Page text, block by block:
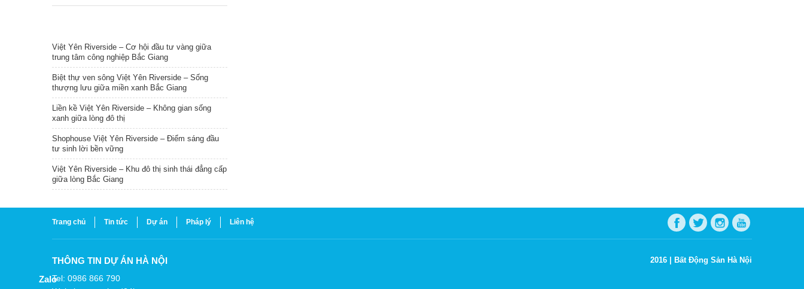
Việt Yên Riverside – Cơ hội đầu tư vàng giữa
trung tâm công nghiệp Bắc Giang
Biệt thự ven sông Việt Yên Riverside – Sống
thượng lưu giữa miền xanh Bắc Giang
Liền kề Việt Yên Riverside – Không gian sống
xanh giữa lòng đô thị
Shophouse Việt Yên Riverside – Điểm sáng đầu
tư sinh lời bền vững
Việt Yên Riverside – Khu đô thị sinh thái đẳng cấp
giữa lòng Bắc Giang
Trang chủ Tin tức Dự án Pháp lý Liên hệ
THÔNG TIN DỰ ÁN HÀ NỘI
Tel: 0986 866 790
2016 | Bất Động Sản Hà Nội
Zalo